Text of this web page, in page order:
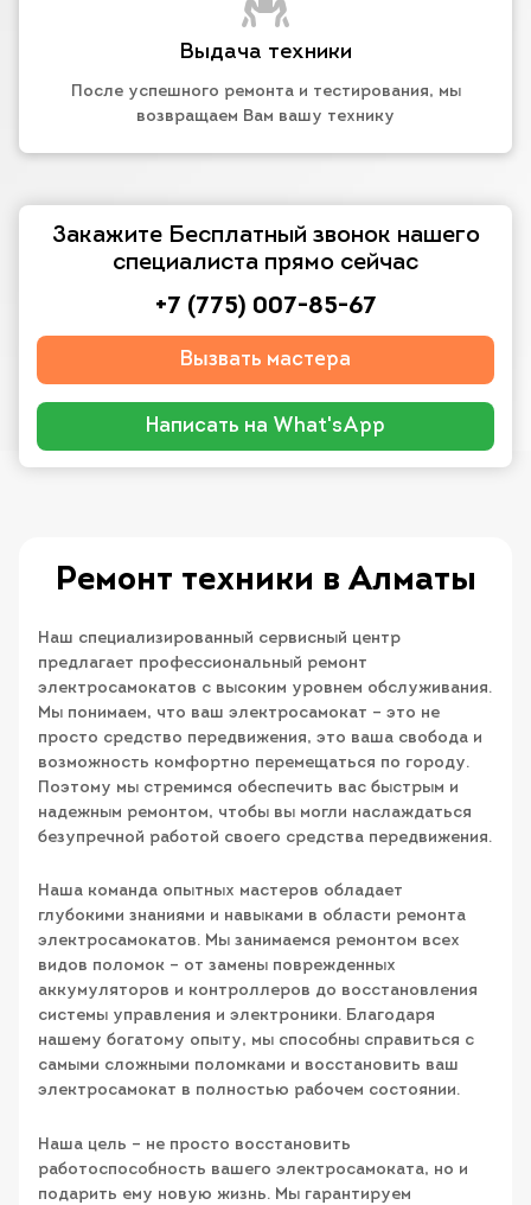
Выдача техники
После успешного ремонта и тестирования, мы
возвращаем Вам вашу технику
Закажите Бесплатный звонок нашего
специалиста прямо сейчас
+7 (775) 007-85-67
Вызвать мастера
Написать на What'sApp
Ремонт техники в Алматы
Наш специализированный сервисный центр
предлагает профессиональный ремонт
электросамокатов с высоким уровнем обслуживания.
Мы понимаем, что ваш электросамокат – это не
просто средство передвижения, это ваша свобода и
возможность комфортно перемещаться по городу.
Поэтому мы стремимся обеспечить вас быстрым и
надежным ремонтом, чтобы вы могли наслаждаться
безупречной работой своего средства передвижения.
Наша команда опытных мастеров обладает
глубокими знаниями и навыками в области ремонта
электросамокатов. Мы занимаемся ремонтом всех
видов поломок – от замены поврежденных
аккумуляторов и контроллеров до восстановления
системы управления и электроники. Благодаря
нашему богатому опыту, мы способны справиться с
самыми сложными поломками и восстановить ваш
электросамокат в полностью рабочем состоянии.
Наша цель – не просто восстановить
работоспособность вашего электросамоката, но и
подарить ему новую жизнь. Мы гарантируем